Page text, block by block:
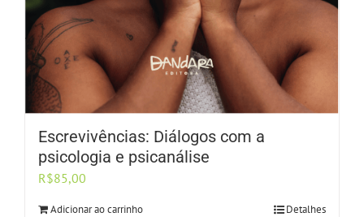
Escrevivências: Diálogos com a
psicologia e psicanálise
R$85,00
Adicionar ao carrinho Detalhes